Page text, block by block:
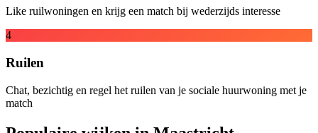
Like ruilwoningen en krijg een match bij wederzijds interesse
4
Ruilen
Chat, bezichtig en regel het ruilen van je sociale huurwoning met je
match